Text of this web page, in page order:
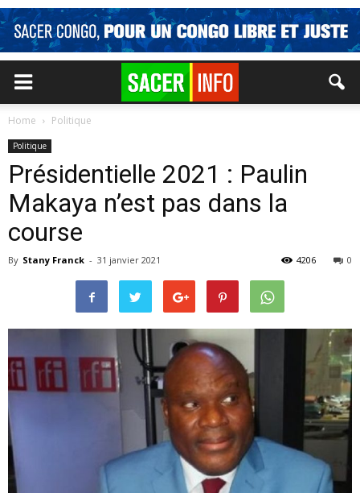
Home Politique
Politique
Présidentielle 2021 : Paulin
Makaya n’est pas dans la
course
By Stany Franck - 31 janvier 2021 0
4206